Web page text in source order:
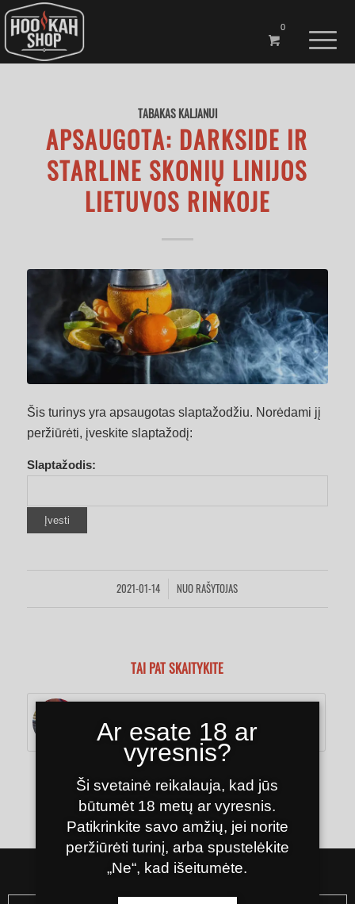
0
TABAKAS KALJANUI
APSAUGOTA: DARKSIDE IR
STARLINE SKONIŲ LINIJOS
LIETUVOS RINKOJE
Šis turinys yra apsaugotas slaptažodžiu. Norėdami jį
peržiūrėti, įveskite slaptažodį:
Slaptažodis:
2021-01-14
/ NUORAŠYTOJAS
TAI PAT SKAITYKITE
skirtos Jūsų kaljanui
Ar esate 18 ar
vyresnis?
Ši svetainė reikalauja, kad jūs
būtumėt 18 metų ar vyresnis.
Patikrinkite savo amžių, jei norite
peržiūrėti turinį, arba spustelėkite
„Ne“, kad išeitumėte.